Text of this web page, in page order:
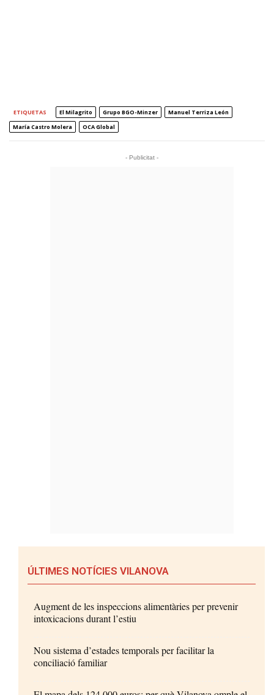
ETIQUETAS El Milagrito Grupo BGO-Minzer
Manuel Terriza León
María Castro Molera
OCA Global
- Publicitat -
ÚLTIMES NOTÍCIES VILANOVA
Augment de les inspeccions alimentàries per prevenir
intoxicacions durant l’estiu
Nou sistema d’estades temporals per facilitar la
conciliació familiar